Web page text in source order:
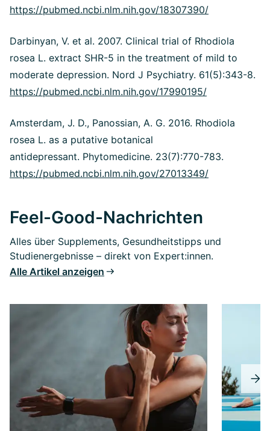
https://pubmed.ncbi.nlm.nih.gov/18307390/
Darbinyan, V. et al. 2007. Clinical trial of Rhodiola
rosea L. extract SHR-5 in the treatment of mild to
moderate depression. Nord J Psychiatry. 61(5):343-8.
https://pubmed.ncbi.nlm.nih.gov/17990195/
Amsterdam, J. D., Panossian, A. G. 2016. Rhodiola
rosea L. as a putative botanical
antidepressant. Phytomedicine. 23(7):770-783.
https://pubmed.ncbi.nlm.nih.gov/27013349/
Feel-Good-Nachrichten
Alles über Supplements, Gesundheitstipps und
Studienergebnisse – direkt von Expert:innen.
Alle Artikel anzeigen